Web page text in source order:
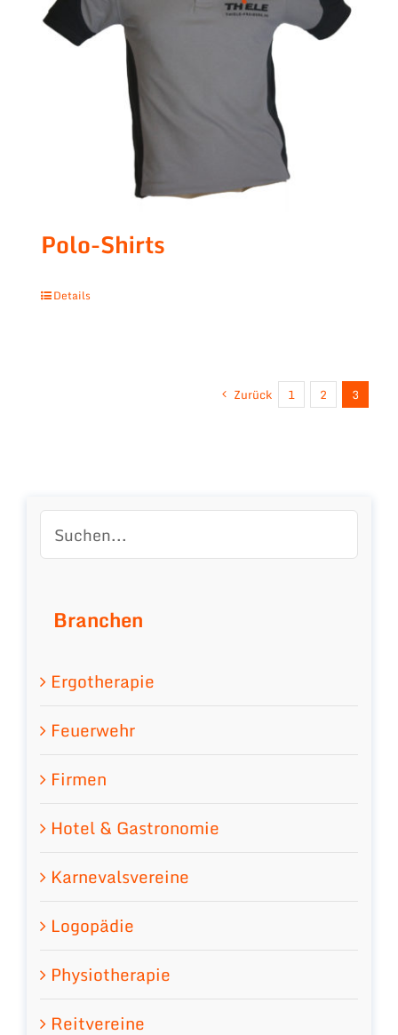
Polo-Shirts
Details
Zurück 1 2 3
Branchen
Ergotherapie
Feuerwehr
Firmen
Hotel & Gastronomie
Karnevalsvereine
Logopädie
Physiotherapie
Reitvereine